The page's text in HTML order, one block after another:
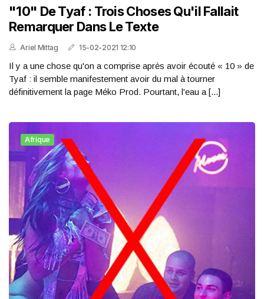
"10" De Tyaf : Trois Choses Qu'il Fallait
Remarquer Dans Le Texte
Ariel Mittag 15-02-2021 12:10
Il y a une chose qu'on a comprise après avoir écouté « 10 » de
Tyaf : il semble manifestement avoir du mal à tourner
définitivement la page Méko Prod. Pourtant, l'eau a [...]
Afrique